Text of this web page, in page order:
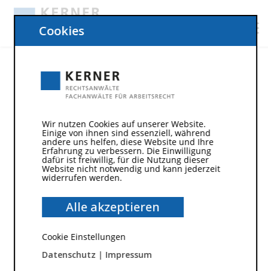
Wirtschaftsausschuss?
Der Wirtschaftsausschuss nach §§ 106- 109 BetrVG
ist ein besonderes Organ der Betriebsverfassung,
in dem Interessenvertreter der Arbeitnehmer und
Angelegenheiten des Unternehmens beraten.
Der Wirtschaftsausschuss stellt somit eine
Ergänzung zum Betriebsrat dar, der sich
ausschließlich mit komplexen wirtschaftlichen
Entscheidungen eines Unternehmens und seinen
Cookies
Wir nutzen Cookies auf unserer Website.
Einige von ihnen sind essenziell, während
andere uns helfen, diese Website und Ihre
Erfahrung zu verbessern. Die Einwilligung
dafür ist freiwillig, für die Nutzung dieser
Website nicht notwendig und kann jederzeit
widerrufen werden.
Alle akzeptieren
Cookie Einstellungen
Datenschutz| Impressum